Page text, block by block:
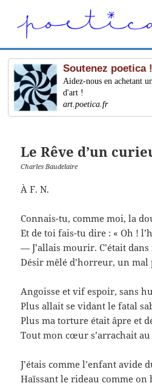
Soutenez poetica !
Aidez-nous en achetant
d'art !
art.poetica.fr
Le Rêve d’un
Charles Baudelaire
À F. N.
Connais-tu, comme moi, la
Et de toi fais-tu dire : « Oh !
— J’allais mourir. C’était
Désir mêlé d’horreur, un
Angoisse et vif espoir, sans
Plus allait se vidant le fatal
Plus ma torture était âpre et
Tout mon cœur s’arrachait
J’étais comme l’enfant avide
Haïssant le rideau comme